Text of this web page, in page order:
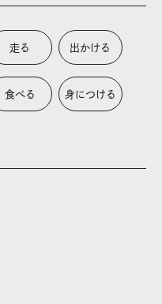
走る 出かける
食べる 身につける